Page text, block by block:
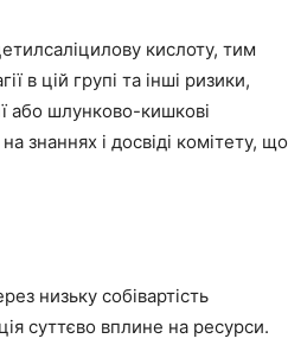
кислоту, тим
в цій групі та інші ризики,
або шлунково-кишкові
знаннях і досвіді комітету, що
низьку собівартість
суттєво вплине на ресурси.